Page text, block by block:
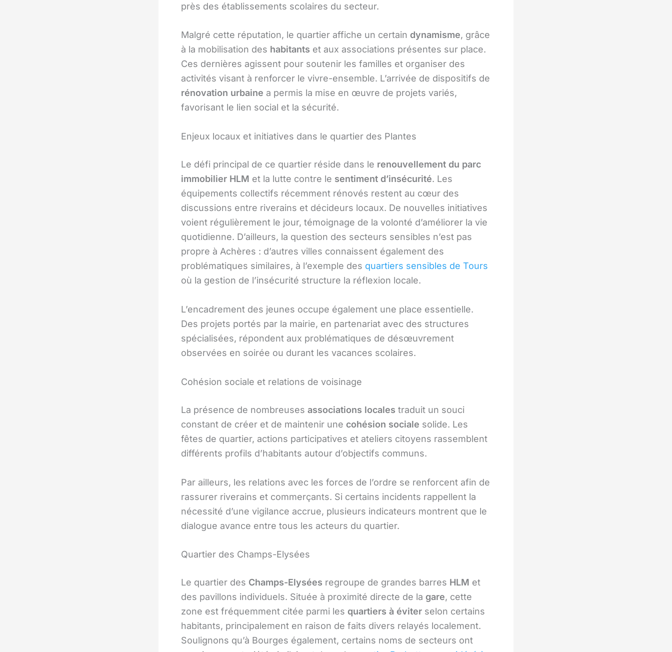
près des établissements scolaires du secteur.
Malgré cette réputation, le quartier affiche un certain dynamisme, grâce
à la mobilisation des habitants et aux associations présentes sur place.
Ces dernières agissent pour soutenir les familles et organiser des
activités visant à renforcer le vivre-ensemble. L’arrivée de dispositifs de
rénovation urbaine a permis la mise en œuvre de projets variés,
favorisant le lien social et la sécurité.
Enjeux locaux et initiatives dans le quartier des Plantes
Le défi principal de ce quartier réside dans le renouvellement du parc
immobilier HLM et la lutte contre le sentiment d’insécurité. Les
équipements collectifs récemment rénovés restent au cœur des
discussions entre riverains et décideurs locaux. De nouvelles initiatives
voient régulièrement le jour, témoignage de la volonté d’améliorer la vie
quotidienne. D’ailleurs, la question des secteurs sensibles n’est pas
propre à Achères : d’autres villes connaissent également des
problématiques similaires, à l’exemple des quartiers sensibles de Tours
où la gestion de l’insécurité structure la réflexion locale.
L’encadrement des jeunes occupe également une place essentielle.
Des projets portés par la mairie, en partenariat avec des structures
spécialisées, répondent aux problématiques de désœuvrement
observées en soirée ou durant les vacances scolaires.
Cohésion sociale et relations de voisinage
La présence de nombreuses associations locales traduit un souci
constant de créer et de maintenir une cohésion sociale solide. Les
fêtes de quartier, actions participatives et ateliers citoyens rassemblent
différents profils d’habitants autour d’objectifs communs.
Par ailleurs, les relations avec les forces de l’ordre se renforcent afin de
rassurer riverains et commerçants. Si certains incidents rappellent la
nécessité d’une vigilance accrue, plusieurs indicateurs montrent que le
dialogue avance entre tous les acteurs du quartier.
Quartier des Champs-Elysées
Le quartier des Champs-Elysées regroupe de grandes barres HLM et
des pavillons individuels. Située à proximité directe de la gare, cette
zone est fréquemment citée parmi les quartiers à éviter selon certains
habitants, principalement en raison de faits divers relayés localement.
Soulignons qu’à Bourges également, certains noms de secteurs ont